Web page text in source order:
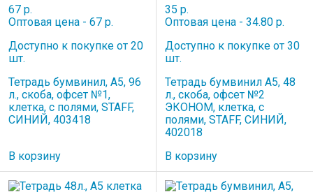
67 р.
Оптовая цена - 67 р.
Доступно к покупке от 20
шт.
Тетрадь бумвинил, А5, 96
л., скоба, офсет №1,
клетка, с полями, STAFF,
СИНИЙ, 403418
В корзину
35 р.
Оптовая цена - 34.80 р.
Доступно к покупке от 30
шт.
Тетрадь бумвинил А5, 48
л., скоба, офсет №2
ЭКОНОМ, клетка, с
полями, STAFF, СИНИЙ,
402018
В корзину